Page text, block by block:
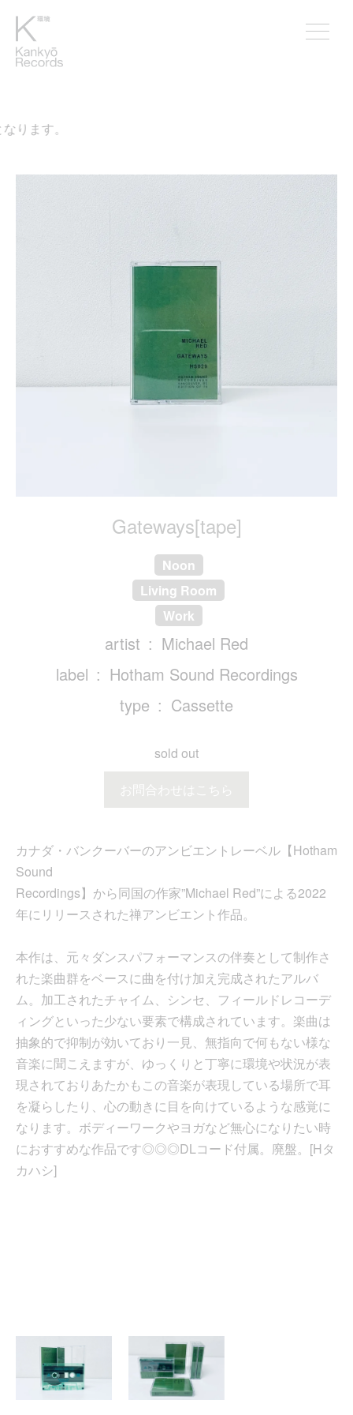
ます。
Gateways[tape]
Noon
Living Room
Work
artist
Michael Red
label
Hotham Sound Recordings
type
Cassette
sold out
お問合わせはこちら
カナダ・バンクーバーのアンビエントレーベル【Hotham
Sound
Recordings】から同国の作家”Michael Red”による2022
年にリリースされた禅アンビエント作品。
本作は、元々ダンスパフォーマンスの伴奏として制作さ
れた楽曲群をベースに曲を付け加え完成されたアルバ
ム。加工されたチャイム、シンセ、フィールドレコーデ
ィングといった少ない要素で構成されています。楽曲は
抽象的で抑制が効いており一見、無指向で何もない様な
音楽に聞こえますが、ゆっくりと丁寧に環境や状況が表
現されておりあたかもこの音楽が表現している場所で耳
を凝らしたり、心の動きに目を向けているような感覚に
なります。ボディーワークやヨガなど無心になりたい時
におすすめな作品です◎◎◎DLコード付属。廃盤。[Hタ
カハシ]